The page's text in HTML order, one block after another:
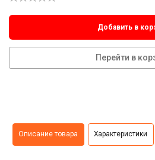
Добавить в
Перейти в
Описание товара Характеристики